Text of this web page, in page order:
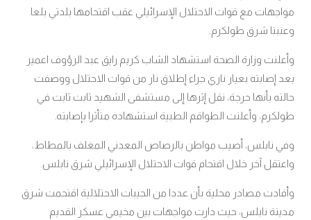
مواجهات مع قوات الاحتلال الإسرائيلي عقب اقتحامها بلدتي بلعا
وعنبتا شرق طولكرم.
وأعلنت وزارة الصحة استشهاد الشاب كريم رايق عبد الرؤوف اعمير
بعد إصابته بعيار ناري جراء إطلاق نار من قوات الاحتلال ووصفت
حالته بأنها حرجة، نقل إثرها إلى مستشفى الشهيد ثابت ثابت في
طولكرم، وأعلنت الطواقم الطبية استشهاده متأثرا بإصابته.
وفي نابلس، أصيب مواطن بالرصاص المعدني المغلف بالمطاط،
واعتقل آخر خلال اقتحام قوات الاحتلال الإسرائيلي شرق نابلس.
وأفادت مصادر محلية بأن عددا من الجيبات الاحتلالية اقتحمت شرق
مدينة نابلس، حيث دارت مواجهات بين مخيمي عسكر القديم